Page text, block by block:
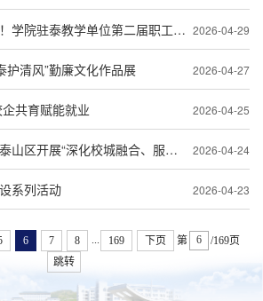
热血赛场，燃情收官！学院驻泰教学单位第二届职工男子篮球赛落幕！ 2026-04-29
护清风”勤廉文化作品展 2026-04-27
共育赋能就业 2026-04-25
泰山护理职业学院赴泰山区开展“深化校城融合、服务区域发展”专题调研 2026-04-24
系列活动 2026-04-23
6 7 8 169 下页 第
/169页
跳转